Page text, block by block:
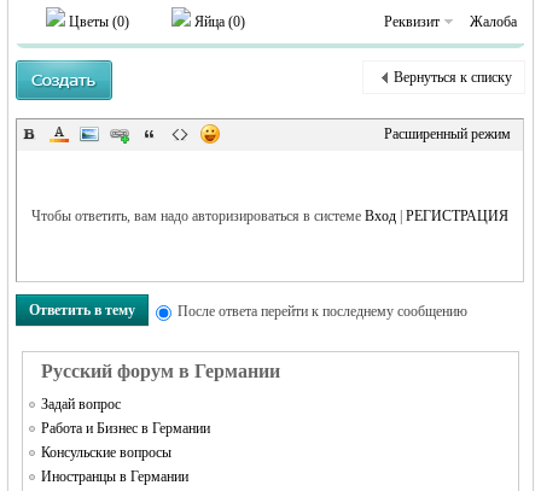
Цветы (0) Яйца (0) Реквизит Жалоба
Вернуться к списку
Расширенный режим
Чтобы ответить, вам надо авторизироваться в системеВход |РЕГИСТРАЦИЯ
Ответить в тему После ответа перейти к последнему сообщению
Русский форум в Германии
Задай вопрос
Работа и Бизнес в Германии
Консульские вопросы
Иностранцы в Германии